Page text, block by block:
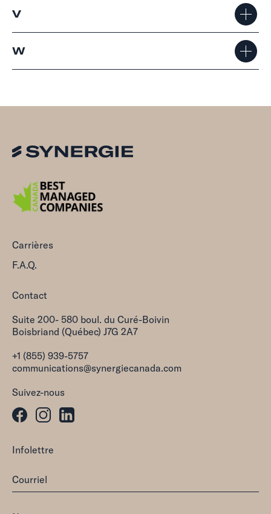
V
W
Carrières
F.A.Q.
Contact
Suite 200- 580 boul. du Curé-Boivin
Boisbriand (Québec) J7G 2A7
+1 (855) 939-5757
communications@synergiecanada.com
Suivez-nous
Infolettre